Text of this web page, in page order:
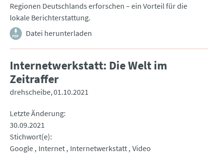
Regionen Deutschlands erforschen – ein Vorteil für die
lokale Berichterstattung.
Datei herunterladen
Internetwerkstatt: Die Welt im
Zeitraffer
drehscheibe 01.10.2021
Letzte Änderung
30.09.2021
Stichwort(e)
Google Internet Internetwerkstatt Video